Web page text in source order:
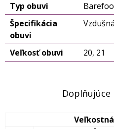
Typ obuvi
Špecifikácia
obuvi
Veľkosť obuvi 20, 21